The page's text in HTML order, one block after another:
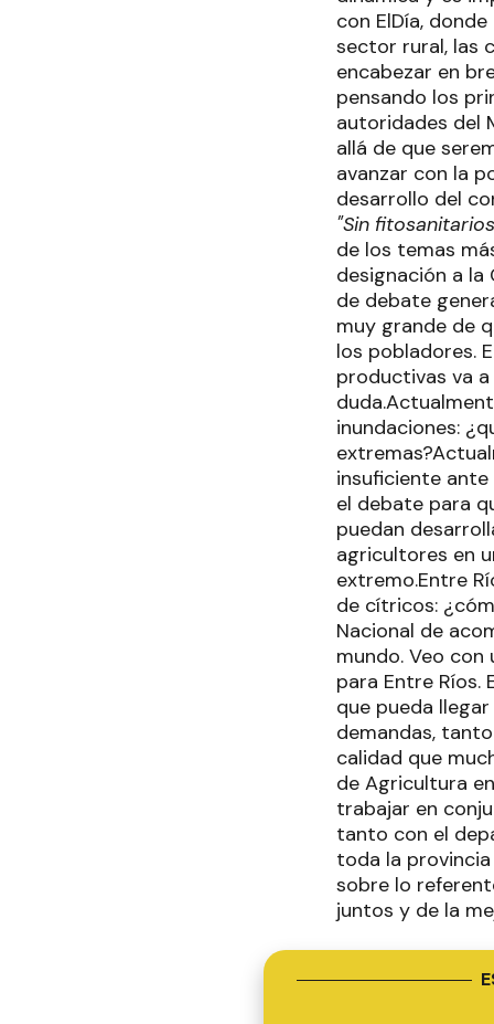
con ElDía,
sector rural, las
encabezar en
pensando los
autoridades del
allá de que
avanzar con la
desarrollo del
"Sin
de los temas
designación a la
de debate
muy grande de
los pobladores.
productivas va
inundaciones:
insuficiente
el debate para
puedan
agricultores en
extremo.Entre
de cítricos:
Nacional de
mundo. Veo
para Entre
que pueda
demandas,
calidad que
de Agricultura
trabajar en
tanto con el
toda la
sobre lo
juntos y de la